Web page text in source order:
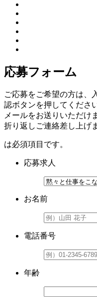
応募フォーム
ご応募をご希望の方は、
認ボタンを押してください
メールをお送りいただけ
折り返しご連絡差し上げ
は必須項目です。
応募求人
お名前
電話番号
年齢